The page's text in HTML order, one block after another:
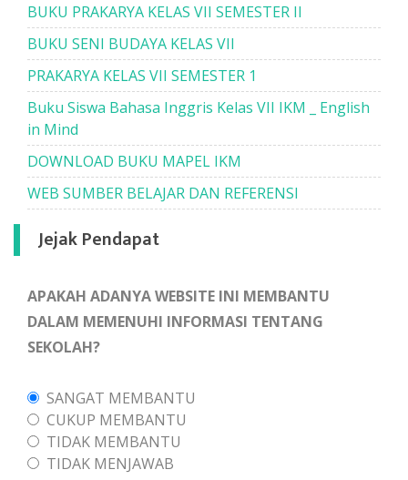
BUKU PRAKARYA KELAS VII SEMESTER II
BUKU SENI BUDAYA KELAS VII
PRAKARYA KELAS VII SEMESTER 1
Buku Siswa Bahasa Inggris Kelas VII IKM _ English
in Mind
DOWNLOAD BUKU MAPEL IKM
WEB SUMBER BELAJAR DAN REFERENSI
Jejak Pendapat
APAKAH ADANYA WEBSITE INI MEMBANTU
DALAM MEMENUHI INFORMASI TENTANG
SEKOLAH?
SANGAT MEMBANTU
CUKUP MEMBANTU
TIDAK MEMBANTU
TIDAK MENJAWAB